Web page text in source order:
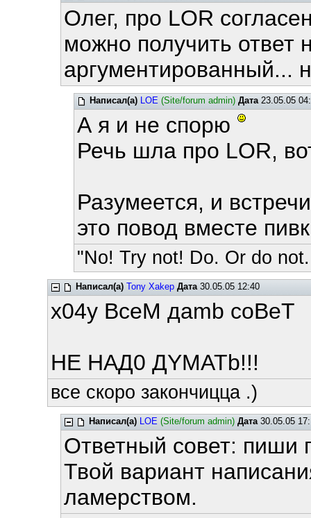
Олег, про LOR
можно получить ответ
аргументированный...
Написал(а) LOE (Site/forum admin) Дата23.05.05
А я и не спорю
Речь шла про LOR,
Разумеется, и
это повод вместе
"No! Try not! Do. Or do
Написал(а) Tony Xakep Дата30.05.05 12:40
x04y BceM дamb coBeT
HE HAД0 ДYMATb!!!
все скоро закончицца .)
Написал(а) LOE (Site/forum admin) Дата30.05.05
Ответный совет: пиши
Твой вариант
ламерством.